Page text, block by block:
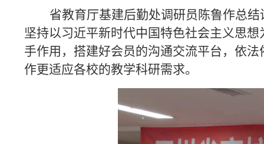
省教育厅基建后勤处调研员陈鲁作总
坚持以习近平新时代中国特色社会主义思
手作用，搭建好会员的沟通交流平台，依
作更适应各校的教学科研需求。